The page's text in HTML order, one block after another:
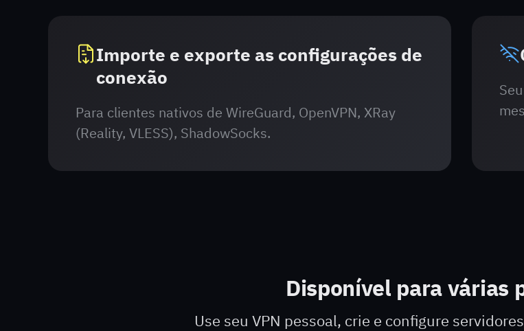
Importe e exporte as configurações de
conexão
Para clientes nativos de WireGuard, OpenVPN, XRay
(Reality, VLESS), ShadowSocks.
Disponível para várias
Use seu VPN pessoal, crie e configure